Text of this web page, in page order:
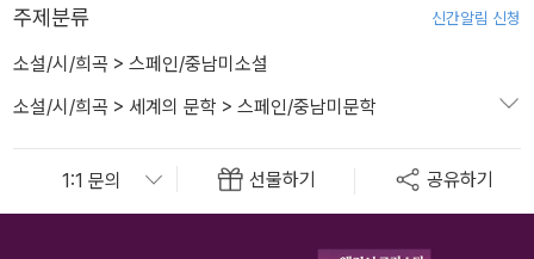
주제분류 신간알림 신청
소설/시/희곡 > 스페인/중남미소설
소설/시/희곡 > 세계의 문학 > 스페인/중남미문학
선물하기 공유하기